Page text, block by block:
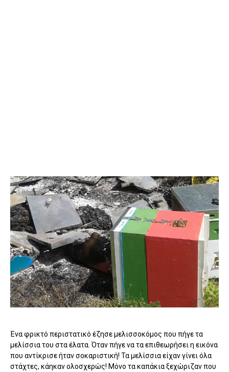
Ένα φρικτό περιστατικό έζησε μελισσοκόμος που πήγε τα
μελίσσια του στα έλατα. Όταν πήγε να τα επιθεωρήσει η εικόνα
που αντίκρισε ήταν σοκαριστική! Τα μελίσσια είχαν γίνει όλα
στάχτες, κάηκαν ολοσχερώς! Μόνο τα καπάκια ξεχώριζαν που